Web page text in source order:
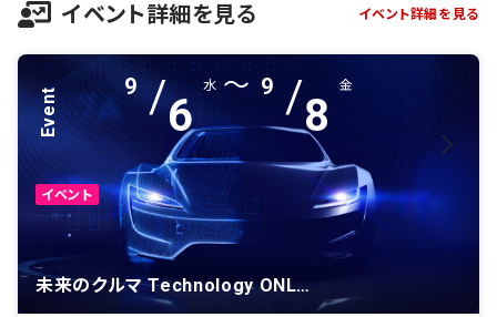
イベント詳細を見る イベント詳細を見る
Event
イベント
9 /6
水 ～ 9 /8
金
未来のクルマ Technology ONLINE 2023 Autumn